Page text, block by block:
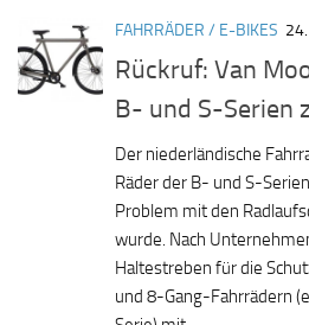
FAHRRÄDER / E-BIKES
Rückruf: Van
B- und S-Serien
Der niederländische
Räder der B- und S-
Problem mit den
wurde. Nach
Haltestreben für die
und 8-Gang-Fahrrädern